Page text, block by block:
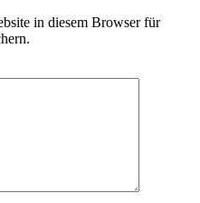
in diesem Browser für